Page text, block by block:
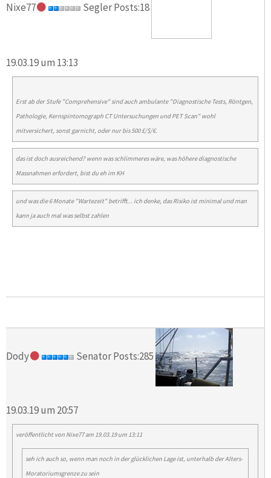
Nixe77 Segler Posts:18
19.03.19 um 13:13
Erst ab der Stufe "Comprehensive" sind auch ambulante "Diagnostische Tests, Röntgen,
Pathologie, Kernspintomograph CT Untersuchungen und PET Scan" wohl
mitversichert, sonst garnicht, oder nur bis 500 £/$/€.
das ist doch ausreichend? wenn was schlimmeres wäre, was höhere diagnostische
Massnahmen erfordert, bist du eh im KH
und was die 6 Monate "Wartezeit" betrifft... ich denke, das Risiko ist minimal und man
kann ja auch mal was selbst zahlen
Dody Senator Posts:285
19.03.19 um 20:57
veröffentlicht von Nixe77am 19.03.19 um 13:11
seh ich auch so, wenn man noch in der glücklichen Lage ist, unterhalb der Alters-
Moratoriumsgrenze zu sein